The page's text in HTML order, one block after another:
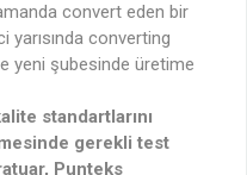
convert eden bir
yarısında converting
yeni şubesinde üretime
standartlarını
gerekli test
Punteks